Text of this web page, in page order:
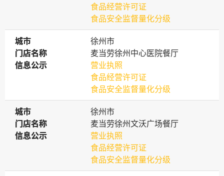
食品经营许可证
食品安全监督量化分级
城市
城市
徐州市
门店名称
门店名称
麦当劳徐州中心医院餐厅
信息公示
信息公示
营业执照
食品经营许可证
食品安全监督量化分级
城市
城市
徐州市
门店名称
门店名称
麦当劳徐州文沃广场餐厅
信息公示
信息公示
营业执照
食品经营许可证
食品安全监督量化分级